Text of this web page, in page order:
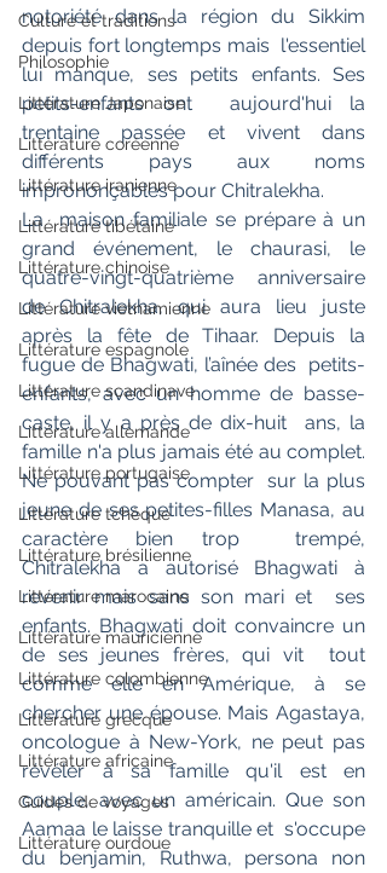
Culture et traditions
Philosophie
Littérature Japonaise
Littérature coréenne
Littérature iranienne
Littérature tibétaine
Littérature chinoise
Littérature vietnamienne
Littérature espagnole
Littérature scandinave
Littérature allemande
Littérature portugaise
Littérature tchèque
Littérature brésilienne
Littérature marocaine
Littérature mauricienne
Littérature colombienne
Littérature grecque
Littérature africaine
Guides de voyages
Littérature ourdoue
notoriété dans la région du Sikkim
depuis fort longtemps mais  l'essentiel
lui manque, ses petits enfants. Ses
petits-enfants ont  aujourd'hui la
trentaine passée et vivent dans
différents pays aux noms
imprononçables pour Chitralekha.
La  maison familiale se prépare à un
grand événement, le chaurasi, le
quatre-vingt-quatrième anniversaire
de Chitralekha, qui aura lieu juste
après la fête de Tihaar. Depuis la
fugue de Bhagwati, l’aînée des  petits-
enfants, avec un homme de basse-
caste, il y a près de dix-huit  ans, la
famille n'a plus jamais été au complet.
Ne pouvant pas compter  sur la plus
jeune de ses petites-filles Manasa, au
caractère bien trop  trempé,
Chitralekha a autorisé Bhagwati à
revenir mais sans son mari et  ses
enfants. Bhagwati doit convaincre un
de ses jeunes frères, qui vit  tout
comme elle en Amérique, à se
chercher une épouse. Mais Agastaya,
oncologue à New-York, ne peut pas
révéler à sa famille qu'il est en
couple, avec un américain. Que son
Aamaa le laisse tranquille et  s'occupe
du benjamin, Ruthwa, persona non